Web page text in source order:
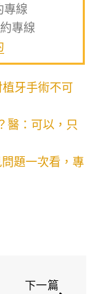
專線
專線
牙手術不可
醫：可以，只
題一次看，專
下一篇